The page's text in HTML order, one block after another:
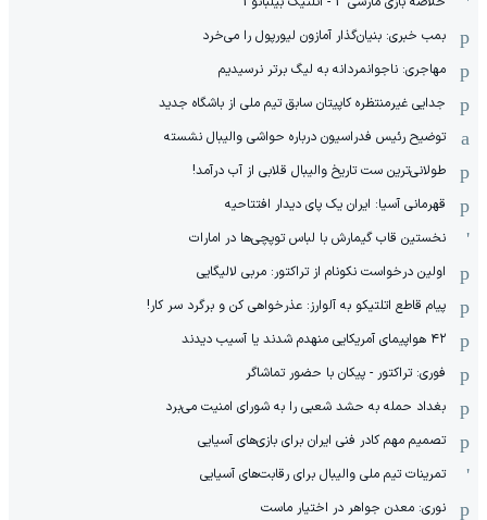
بمب خبری: بنیان‌گذار آمازون لیورپول را می‌خرد
مهاجری: ناجوانمردانه به لیگ برتر نرسیدیم
جدایی غیرمنتظره کاپیتان سابق تیم ملی از باشگاه جدید
توضیح رئیس فدراسیون درباره حواشی والیبال نشسته
طولانی‌ترین ست تاریخ والیبال قلابی از آب درآمد!
قهرمانی آسیا: ایران یک پای دیدار افتتاحیه
نخستین قاب گیمارش با لباس توپچی‌ها در امارات
اولین درخواست نکونام از تراکتور: مربی لالیگایی
پیام قاطع اتلتیکو به آلوارز: عذرخواهی کن و برگرد سر کار!
۴۲ هواپیمای آمریکایی منهدم شدند یا آسیب دیدند
فوری: تراکتور - پیکان با حضور تماشاگر
بغداد حمله به حشد شعبی را به شورای امنیت می‌برد
تصمیم مهم کادر فنی ایران برای بازی‌های آسیایی
تمرینات تیم ملی والیبال برای رقابت‌های آسیایی
نوری: معدن جواهر در اختیار ماست